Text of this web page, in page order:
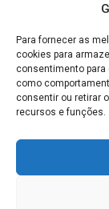
Para fornecer as
cookies para
consentimento
como
consentir ou retirar
recursos e funções.
informativo,
interpretadas